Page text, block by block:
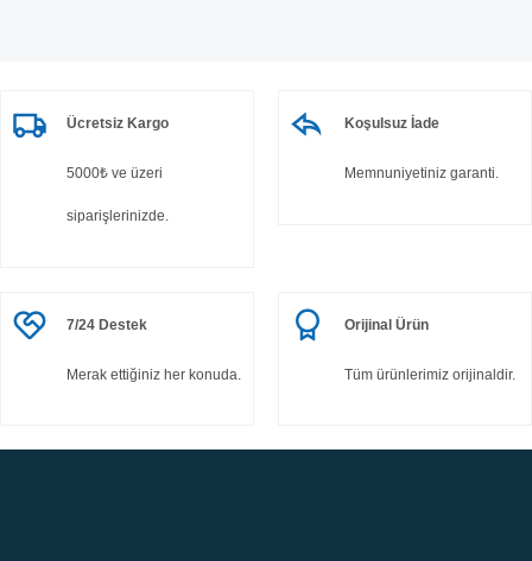
Ücretsiz Kargo
5000₺ ve üzeri
siparişlerinizde.
Koşulsuz İade
Memnuniyetiniz garanti.
7/24 Destek
Merak ettiğiniz her konuda.
Orijinal Ürün
Tüm ürünlerimiz orijinaldir.